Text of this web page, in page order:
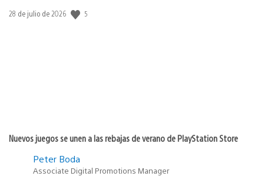
Fecha
28 de julio de 2026 5
Nuevos juegos se unen a las rebajas de verano de PlayStation Store
Peter Boda
Associate Digital Promotions Manager